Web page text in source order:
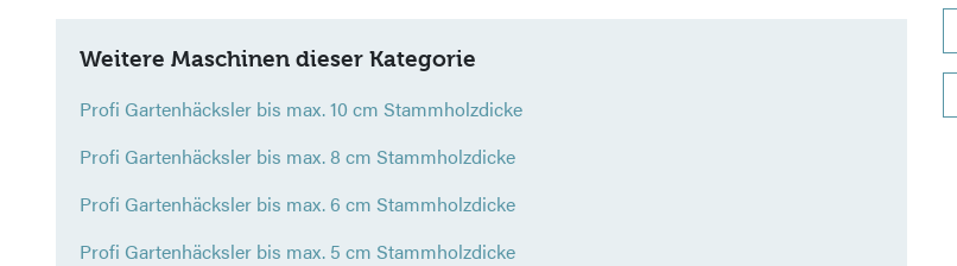
Weitere Maschinen dieser Kategorie
Profi Gartenhäcksler bis max. 10 cm Stammholzdicke
Profi Gartenhäcksler bis max. 8 cm Stammholzdicke
Profi Gartenhäcksler bis max. 6 cm Stammholzdicke
Profi Gartenhäcksler bis max. 5 cm Stammholzdicke